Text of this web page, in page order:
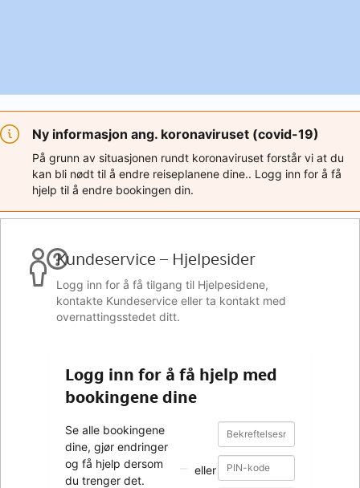
Ny informasjon ang. koronaviruset (covid-19)
På grunn av situasjonen rundt koronaviruset forstår vi at du
kan bli nødt til å endre reiseplanene dine.. Logg inn for å få
hjelp til å endre bookingen din.
Kundeservice – Hjelpesider
Logg inn for å få tilgang til Hjelpesidene,
kontakte Kundeservice eller ta kontakt med
overnattingsstedet ditt.
Logg inn for å få hjelp med
bookingene dine
Se alle bookingene
dine, gjør endringer
og få hjelp dersom
du trenger det.
eller
Bekreftelsesnummer
Bekreftelsesnummer